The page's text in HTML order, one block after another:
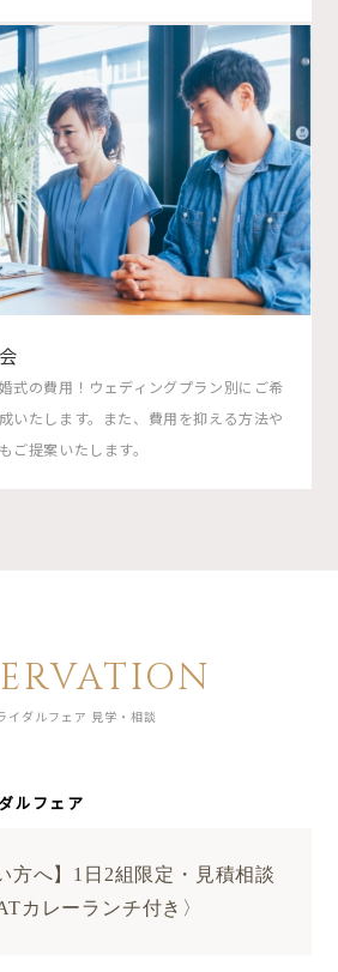
式の費用！ウェディングプラン別にご希
いたします。また、費用を抑える方法や
ご提案いたします。
イダルフェア 見学・相談
ルフェア
方へ】1日2組限定・見積相談
カレーランチ付き〉